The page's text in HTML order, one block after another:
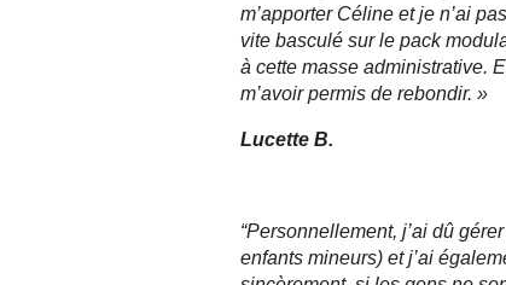
m’apporter Céline et je n’ai
vite basculé sur le pack
à cette masse administrative.
m’avoir permis de rebondir. »
Lucette B.
“Personnellement, j’ai dû
enfants mineurs) et j’ai